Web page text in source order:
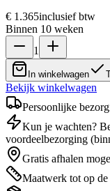
€ 1.365inclusief btw
Binnen 10 weken
1
In winkelwagen
Bekijk winkelwagen
Persoonlijke
Kun je wachten?
voordeelbezorging
Gratis afhalen
Maatwerk tot op